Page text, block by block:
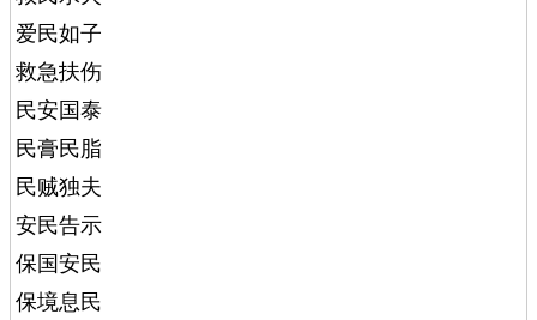
爱民如子
救急扶伤
民安国泰
民膏民脂
民贼独夫
安民告示
保国安民
保境息民